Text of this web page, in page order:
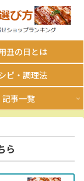
丑の日とは
ピ・調理法
記事一覧
ら